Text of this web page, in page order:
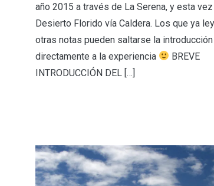
año 2015 a través de La Serena, y esta
Desierto Florido vía Caldera. Los que ya
otras notas pueden saltarse la
directamente a la experiencia
BREVE
INTRODUCCIÓN DEL […]